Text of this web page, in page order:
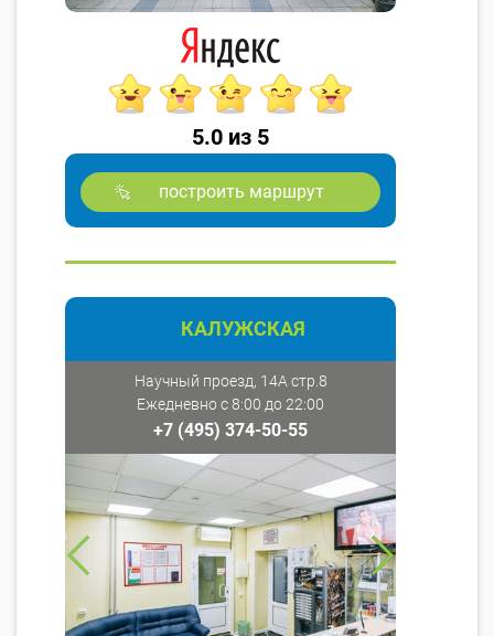
5.0 из 5
построить маршрут
КАЛУЖСКАЯ
Научный проезд, 14А стр.8
Ежедневно с 8:00 до 22:00
+7 (495) 374-50-55